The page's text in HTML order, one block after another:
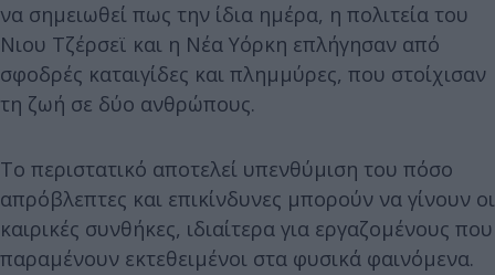
να σημειωθεί πως την ίδια ημέρα, η πολιτεία του
Νιου Τζέρσεϊ και η Νέα Υόρκη επλήγησαν από
σφοδρές καταιγίδες και πλημμύρες, που στοίχισαν
τη ζωή σε δύο ανθρώπους.
Το περιστατικό αποτελεί υπενθύμιση του πόσο
απρόβλεπτες και επικίνδυνες μπορούν να γίνουν οι
καιρικές συνθήκες, ιδιαίτερα για εργαζομένους που
παραμένουν εκτεθειμένοι στα φυσικά φαινόμενα.